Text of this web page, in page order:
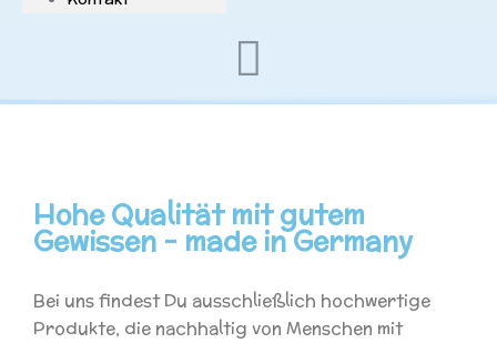
Hohe Qualität mit gutem
Gewissen - made in Germany
Bei uns findest Du ausschließlich hochwertige
Produkte, die nachhaltig von Menschen mit